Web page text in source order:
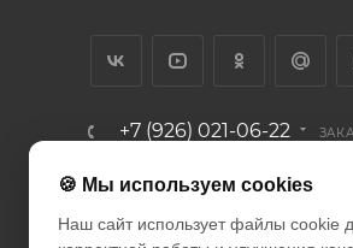
+7 (926) 021-06-22
info@diodcity.ru
г. Москва, Союзный
🍪 Мы используем cookies
Наш сайт использует файлы cookie